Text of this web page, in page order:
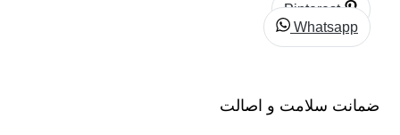
Pinterest
Whatsapp
ضمانت سلامت و اصالت